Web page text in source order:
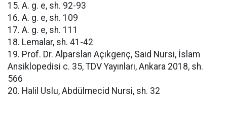
15. A. g. e, sh. 92-93
16. A. g. e, sh. 109
17. A. g. e, sh. 111
18. Lemalar, sh. 41-42
19. Prof. Dr. Alparslan Açıkgenç, Said Nursi, İslam
Ansiklopedisi c. 35, TDV Yayınları, Ankara 2018, sh.
566
20. Halil Uslu, Abdülmecid Nursi, sh. 32